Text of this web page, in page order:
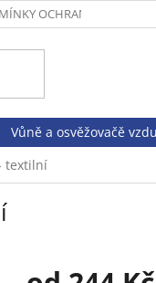
OCHRANY OSOBNÍCH
Vůně a osvěžovačě
textilní